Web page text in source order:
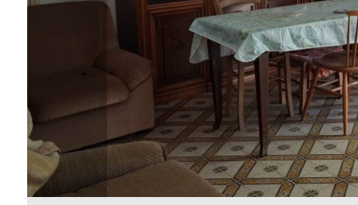
multiscelta
Qualsiasi
Residenziali